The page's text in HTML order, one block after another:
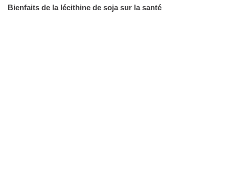
Bienfaits de la lécithine de soja sur la santé